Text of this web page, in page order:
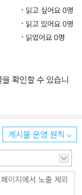
번들도 쉽게 사용할
강력하게 만들었다.
랫폼 환경의 사물 간
니라 플러그인 개발에
만 아니라 확장점을
서비스나 외부의 라이
트 메커니즘을 설명
방법도 다룬다. 이 책
발에 참고할 만한 설
다 보면 자신이 개발한
경험이 있는 개발자
들 수 있는 팁을 얻게
성 ■ 선언적 서비스
를 사용해서
제공해서 공통 탐색
확장 ■ 내
■ 서비스 로더를 사용
래핑 ■ 약결합의
독
수준의 개념을 다룬
읽고 싶어요 0명
읽고 있어요 0명
읽었어요 0명
확인할 수 있습니
게시물 운영 원칙